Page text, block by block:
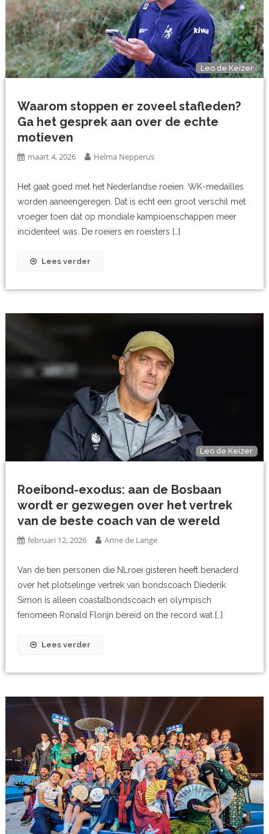
Leo de Keizer
Waarom stoppen er zoveel stafleden?
Ga het gesprek aan over de echte
motieven
maart 4, 2026 Helma Nepperus
Het gaat goed met het Nederlandse roeien. WK-medailles
worden aaneengeregen. Dat is echt een groot verschil met
vroeger toen dat op mondiale kampioenschappen meer
incidenteel was. De roeiers en roeisters […]
Lees verder
Leo de Keizer
Roeibond-exodus: aan de Bosbaan
wordt er gezwegen over het vertrek
van de beste coach van de wereld
februari 12, 2026 Anne de Lange
Van de tien personen die NLroei gisteren heeft benaderd
over het plotselinge vertrek van bondscoach Diederik
Simon is alleen coastalbondscoach en olympisch
fenomeen Ronald Florijn bereid on the record wat […]
Lees verder